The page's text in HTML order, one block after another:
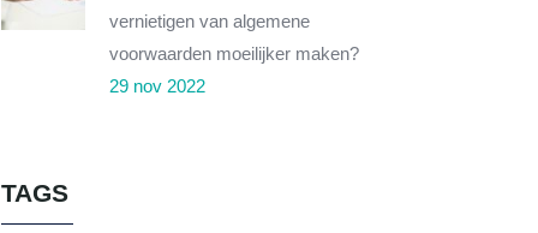
vernietigen van algemene
voorwaarden moeilijker maken?
29 nov 2022
TAGS